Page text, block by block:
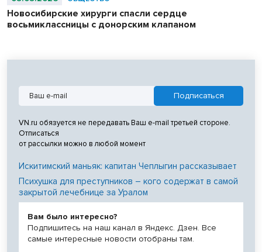
Новосибирские хирурги спасли сердце
восьмиклассницы с донорским клапаном
VN.ru обязуется не передавать Ваш e-mail третьей стороне.
Отписаться
от рассылки можно в любой момент
Искитимский маньяк: капитан Чеплыгин рассказывает
Психушка для преступников – кого содержат в самой
закрытой лечебнице за Уралом
Вам было интересно?
Подпишитесь на наш канал в Яндекс. Дзен. Все
самые интересные новости отобраны там.